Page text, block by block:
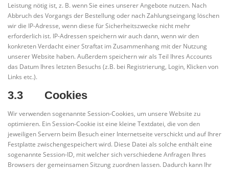
Leistung nötig ist, z. B. wenn Sie eines unserer Angebote nutzen. Nach
Abbruch des Vorgangs der Bestellung oder nach Zahlungseingang löschen
wir die IP-Adresse, wenn diese für Sicherheitszwecke nicht mehr
erforderlich ist. IP-Adressen speichern wir auch dann, wenn wir den
konkreten Verdacht einer Straftat im Zusammenhang mit der Nutzung
unserer Website haben. Außerdem speichern wir als Teil Ihres Accounts
das Datum Ihres letzten Besuchs (z.B. bei Registrierung, Login, Klicken von
Links etc.).
3.3 Cookies
Wir verwenden sogenannte Session-Cookies, um unsere Website zu
optimieren. Ein Session-Cookie ist eine kleine Textdatei, die von den
jeweiligen Servern beim Besuch einer Internetseite verschickt und auf Ihrer
Festplatte zwischengespeichert wird. Diese Datei als solche enthält eine
sogenannte Session-ID, mit welcher sich verschiedene Anfragen Ihres
Browsers der gemeinsamen Sitzung zuordnen lassen. Dadurch kann Ihr